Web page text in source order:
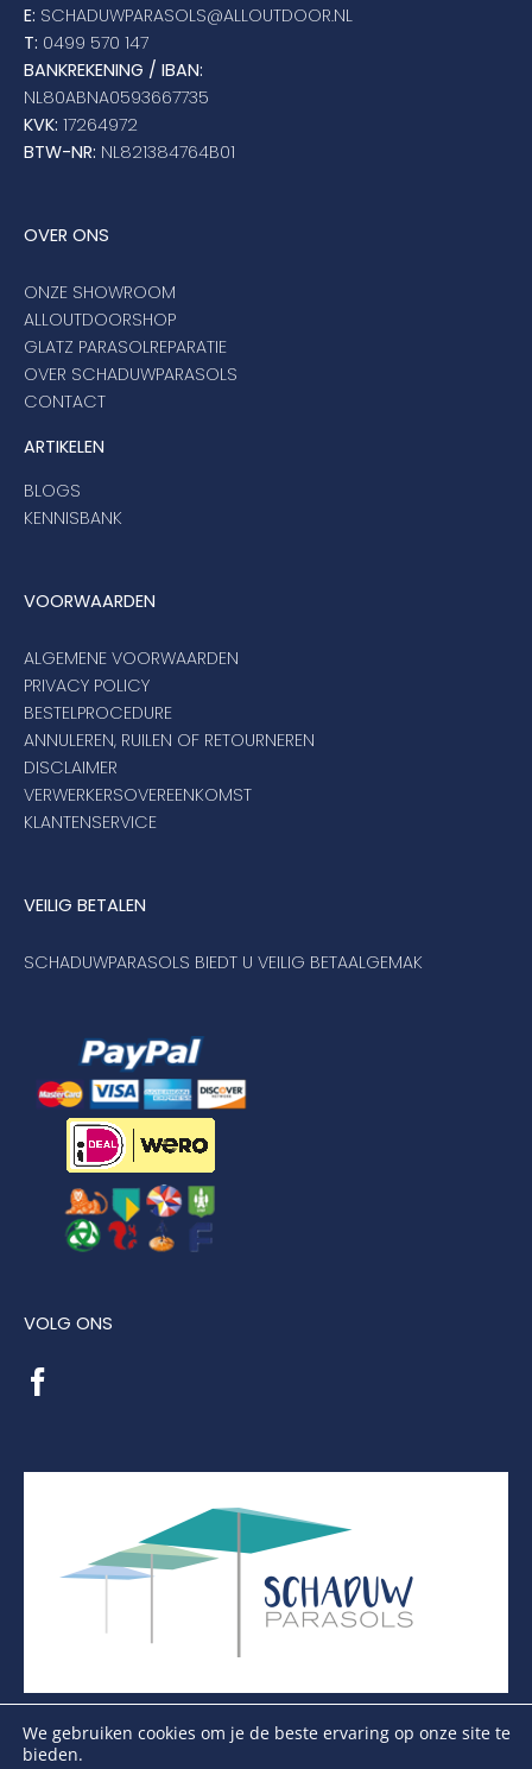
E: SCHADUWPARASOLS@ALLOUTDOOR.NL
T: 0499 570 147
BANKREKENING / IBAN:
NL80ABNA0593667735
KVK: 17264972
BTW-NR: NL821384764B01
OVER ONS
ONZE SHOWROOM
ALLOUTDOORSHOP
GLATZ PARASOLREPARATIE
OVER SCHADUWPARASOLS
CONTACT
ARTIKELEN
BLOGS
KENNISBANK
VOORWAARDEN
ALGEMENE VOORWAARDEN
PRIVACY POLICY
BESTELPROCEDURE
ANNULEREN, RUILEN OF RETOURNEREN
DISCLAIMER
VERWERKERSOVEREENKOMST
KLANTENSERVICE
VEILIG BETALEN
SCHADUWPARASOLS BIEDT U VEILIG BETAALGEMAK
VOLG ONS
We gebruiken cookies om je de beste ervaring op onze site te
bieden.